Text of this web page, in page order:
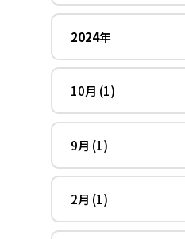
2024年
10月 (1)
9月 (1)
2月 (1)